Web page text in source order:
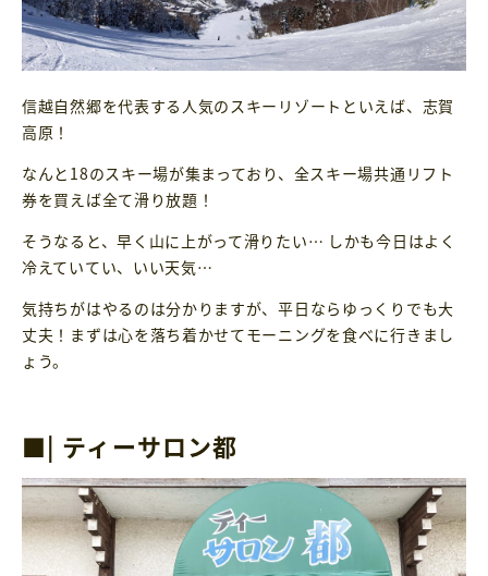
信越自然郷を代表する人気のスキーリゾートといえば、志賀
高原！
なんと18のスキー場が集まっており、全スキー場共通リフト
券を買えば全て滑り放題！
そうなると、早く山に上がって滑りたい… しかも今日はよく
冷えていてい、いい天気…
気持ちがはやるのは分かりますが、平日ならゆっくりでも大
丈夫！まずは心を落ち着かせてモーニングを食べに行きまし
ょう。
■| ティーサロン都